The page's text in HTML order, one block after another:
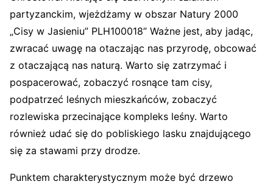
partyzanckim, wjeżdżamy w obszar Natury 2000
„Cisy w Jasieniu” PLH100018” Ważne jest, aby jadąc,
zwracać uwagę na otaczając nas przyrodę, obcować
z otaczającą nas naturą. Warto się zatrzymać i
pospacerować, zobaczyć rosnące tam cisy,
podpatrzeć leśnych mieszkańców, zobaczyć
rozlewiska przecinające kompleks leśny. Warto
również udać się do pobliskiego lasku znajdującego
się za stawami przy drodze.
Punktem charakterystycznym może być drzewo